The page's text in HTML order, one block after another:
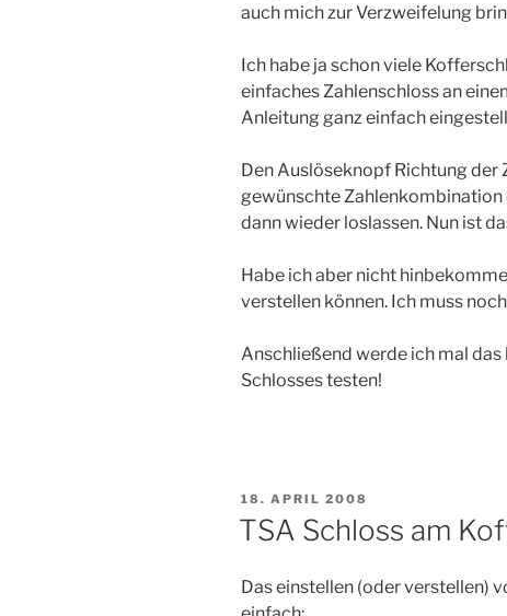
auch mich zur Verzweifelung
Ich habe ja schon viele
einfaches Zahlenschloss an
Anleitung ganz einfach
Den Auslöseknopf Richtung der
gewünschte
dann wieder loslassen. Nun ist
Habe ich aber nicht
verstellen können. Ich muss
Anschließend werde ich mal
Schlosses testen!
VERÖFFENTLICHT
AM
18. APRIL 2008
TSA Schloss am
Das einstellen (oder verstellen)